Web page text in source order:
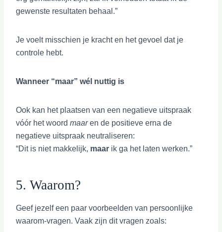
gewenste resultaten behaal.”
Je voelt misschien je kracht en het gevoel dat je
controle hebt.
Wanneer “maar” wél nuttig is
Ook kan het plaatsen van een negatieve uitspraak
vóór het woord maaren de positieve erna de
negatieve uitspraak neutraliseren:
“Dit is niet makkelijk, maar ik ga het laten werken.”
5. Waarom?
Geef jezelf een paar voorbeelden van persoonlijke
waarom-vragen. Vaak zijn dit vragen zoals: